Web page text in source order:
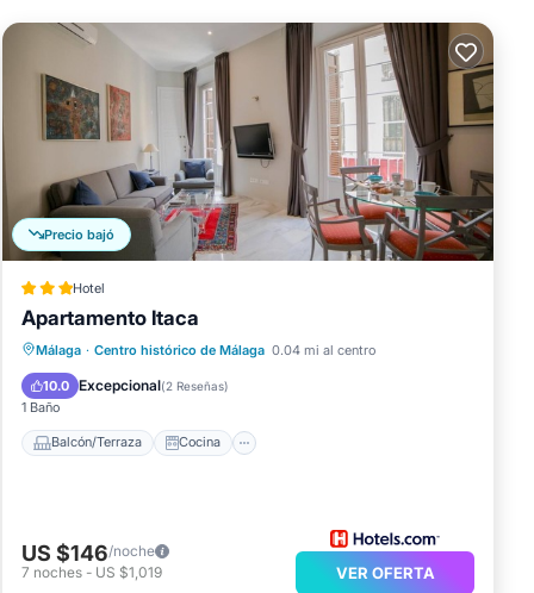
Precio bajó
Hotel
Apartamento Itaca
Málaga · Centro histórico de Málaga 0.04 mi al centro
10.0 Excepcional(2 Reseñas)
1 Baño
Balcón/Terraza Cocina
Balcón/Terraza
Cocina
Aire acondicionado
US $146/noche
7 noches - US $1,019 VER OFERTA